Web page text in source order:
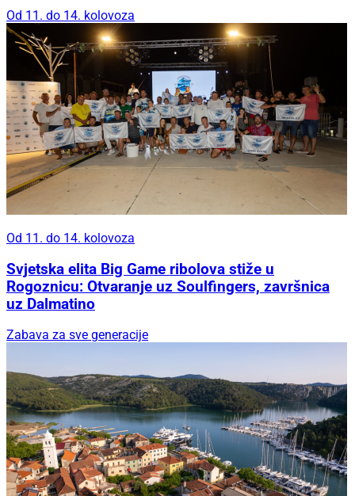
Od 11. do 14. kolovoza
Od 11. do 14. kolovoza
Svjetska elita Big Game ribolova stiže u
Rogoznicu: Otvaranje uz Soulfingers, završnica
uz Dalmatino
Zabava za sve generacije